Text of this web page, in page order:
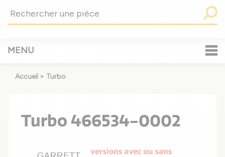
MENU
Accueil > Turbo
Turbo 466534-0002